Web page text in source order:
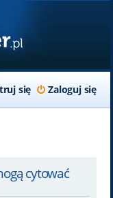
Zaloguj się
się
cytować